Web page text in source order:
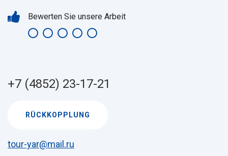
Bewerten Sie unsere Arbeit
+7 (4852) 23-17-21
RÜCKKOPPLUNG
tour-yar@mail.ru